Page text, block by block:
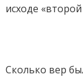
исходе
Сколько вер